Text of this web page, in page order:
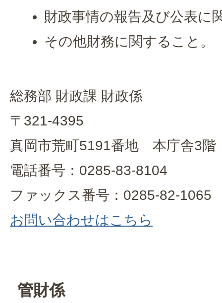
財政事情の報告及び公表に
その他財務に関すること。
総務部 財政課 財政係
〒321-4395
真岡市荒町5191番地 本庁舎3階
電話番号：0285-83-8104
ファックス番号：0285-82-1065
お問い合わせはこちら
管財係